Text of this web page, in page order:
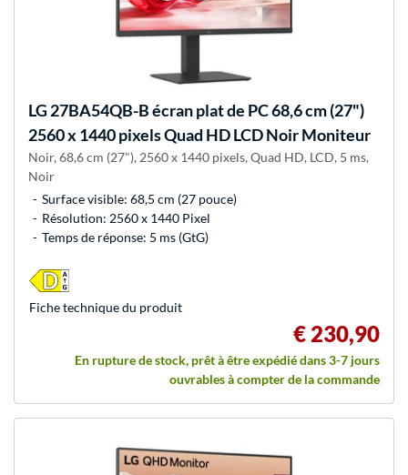
LG 27BA54QB-B écran plat de PC 68,6 cm (27")
2560 x 1440 pixels Quad HD LCD Noir Moniteur
Noir, 68,6 cm (27"), 2560 x 1440 pixels, Quad HD, LCD, 5 ms,
Noir
Surface visible: 68,5 cm (27 pouce)
Résolution: 2560 x 1440 Pixel
Temps de réponse: 5 ms (GtG)
€ 230,90
En rupture de stock, prêt à être expédié dans 3-7 jours
ouvrables à compter de la commande
Fiche technique du produit